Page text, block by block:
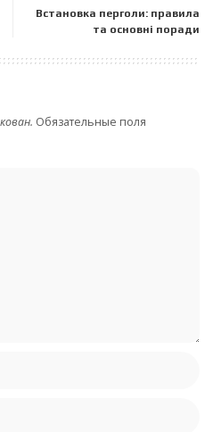
Встановка перголи: правила
та основні поради
Обязательные поля